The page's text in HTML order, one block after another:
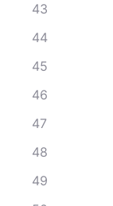
43
44
45
46
47
48
49